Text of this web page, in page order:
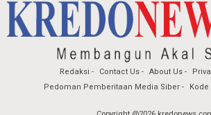
Redaksi Contact Us About Us
Pedoman Pemberitaan Media Siber